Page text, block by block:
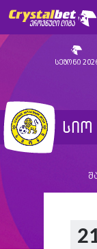
სეზონი
სიო